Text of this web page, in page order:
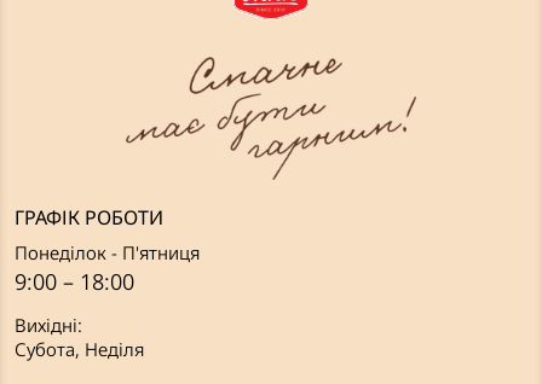
ГРАФІК РОБОТИ
Понеділок - П'ятниця
9:00 – 18:00
Вихідні:
Субота, Неділя